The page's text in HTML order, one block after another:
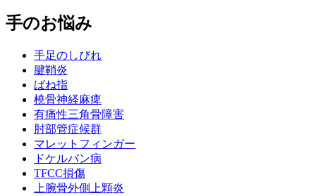
手のお悩み
手足のしびれ
腱鞘炎
ばね指
橈骨神経麻痺
有痛性三角骨障害
肘部管症候群
マレットフィンガー
ドケルバン病
TFCC損傷
上腕骨外側上顆炎